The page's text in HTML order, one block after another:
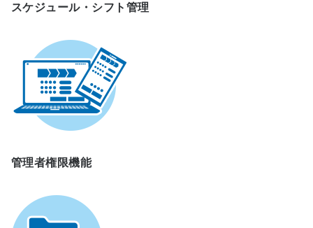
スケジュール・シフト管理
管理者権限機能